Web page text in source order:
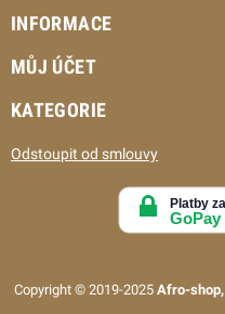
INFORMACE
MŮJ ÚČET
KATEGORIE
Odstoupit od smlouvy
Copyright © 2019-2025 Afro-